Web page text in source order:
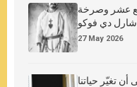
عشر وصرخة
دي فوكو
27 May 2026
أن تغيّر حياتنا